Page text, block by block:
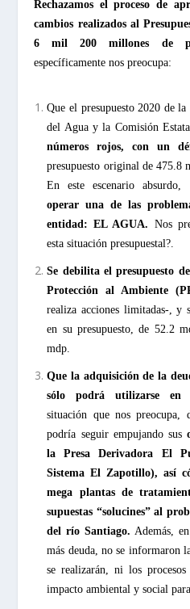
Rechazamos el proceso de
cambios realizados al
6 mil 200 millones de
específicamente nos preocupa:
Que el presupuesto 2020 de
del Agua y la Comisión
números rojos, con un
presupuesto original de 475.8
En este escenario absurdo,
operar una de las
entidad: EL AGUA. Nos
esta situación presupuestal?.
Se debilita el presupuesto
Protección al Ambiente
realiza acciones limitadas-, y
en su presupuesto, de 52.2
mdp.
Que la adquisición de la
sólo podrá utilizarse en
situación que nos
podría seguir empujando sus
la Presa Derivadora El
Sistema El Zapotillo), así
mega plantas de
supuestas “solucines” al
del río Santiago. Además,
más deuda, no se informaron
se realizarán, ni los
impacto ambiental y social